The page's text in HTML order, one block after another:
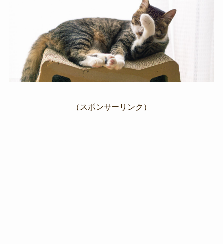
（スポンサーリンク）